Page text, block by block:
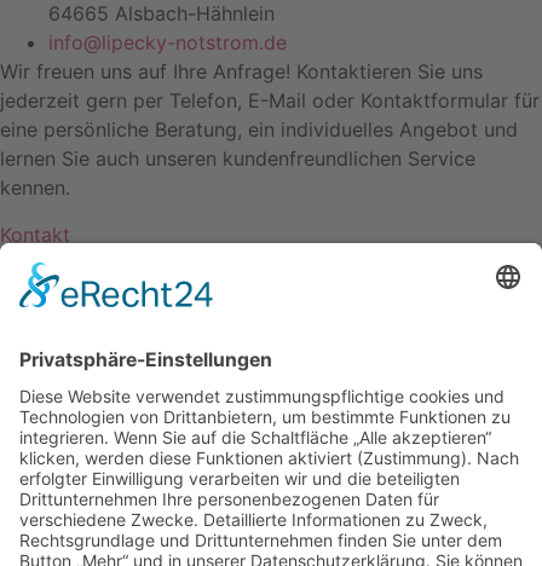
64665 Alsbach-Hähnlein
info@lipecky-notstrom.de
Wir freuen uns auf Ihre Anfrage! Kontaktieren Sie uns
jederzeit gern per Telefon, E-Mail oder Kontaktformular für
eine persönliche Beratung, ein individuelles Angebot und
lernen Sie auch unseren kundenfreundlichen Service
kennen.
Kontakt
Impressum|Datenschutzerklärung
Anschrift
Lipecky Notstromtechnik GmbH
Lärchenweg 3
64665 Alsbach-Hähnlein
+49 (0) 6257 998 18-0
+49 (0) 6257 998 18-28